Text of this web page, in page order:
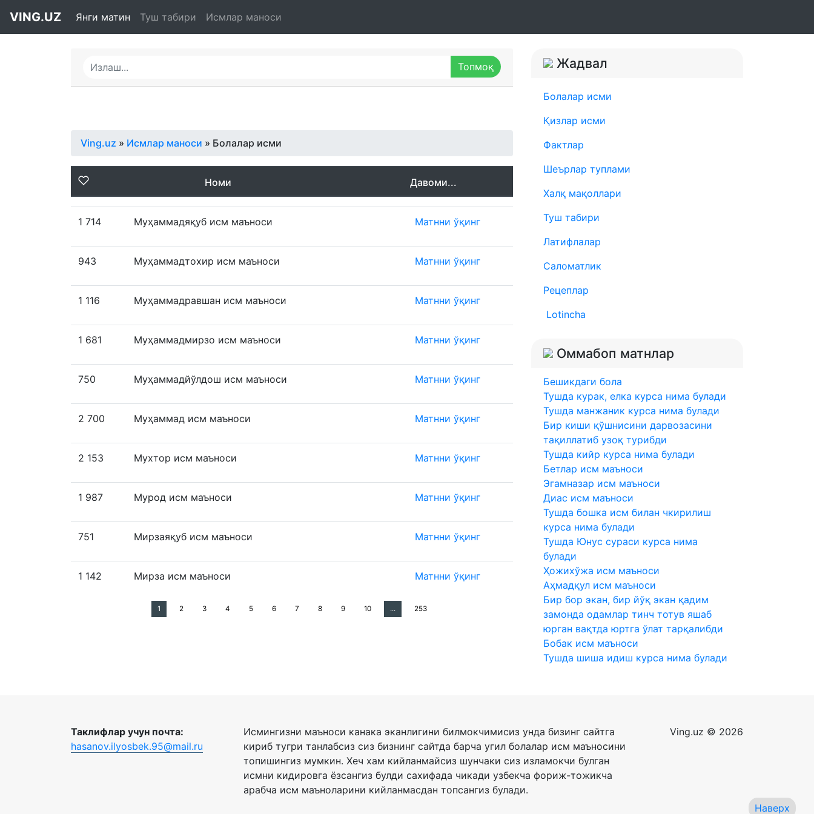
VING.UZ Янги матин Туш табири Исмлар маноси
Ving.uz » Исмлар маноси » Болалар исми
Номи Давоми...
1 714 Муҳаммадяқуб исм маъноси Матнни ўқинг
943 Муҳаммадтохир исм маъноси Матнни ўқинг
1 116 Муҳаммадравшан исм маъноси Матнни ўқинг
1 681 Муҳаммадмирзо исм маъноси Матнни ўқинг
750 Муҳаммадйўлдош исм маъноси Матнни ўқинг
2 700 Муҳаммад исм маъноси Матнни ўқинг
2 153 Мухтор исм маъноси Матнни ўқинг
1 987 Мурод исм маъноси Матнни ўқинг
751 Мирзаяқуб исм маъноси Матнни ўқинг
1 142 Мирза исм маъноси Матнни ўқинг
1 2 3 4 5 6 7 8 9 10 ... 253
Жадвал
Болалар исми
Қизлар исми
Фактлар
Шеърлар туплами
Халқ мақоллари
Туш табири
Латифлалар
Саломатлик
Рецеплар
Lotincha
Оммабоп матнлар
Бешикдаги бола
Тушда курак, елка курса нима булади
Тушда манжаник курса нима булади
Бир киши қўшнисини дарвозасини
тақиллатиб узоқ турибди
Тушда кийр курса нима булади
Бетлар исм маъноси
Эгамназар исм маъноси
Диас исм маъноси
Тушда бошка исм билан чкирилиш
курса нима булади
Тушда Юнус сураси курса нима
булади
Ҳожихўжа исм маъноси
Аҳмадқул исм маъноси
Бир бор экан, бир йўқ экан қадим
замонда одамлар тинч тотув яшаб
юрган вақтда юртга ўлат тарқалибди
Бобак исм маъноси
Тушда шиша идиш курса нима булади
Наверх
Таклифлар учун почта:
hasanov.ilyosbek.95@mail.ru
Исмингизни маъноси канака эканлигини билмокчимисиз унда бизинг сайтга
кириб тугри танлабсиз сиз бизнинг сайтда барча угил болалар исм маъносини
топишингиз мумкин. Хеч хам кийланмайсиз шунчаки сиз изламокчи булган
исмни кидировга ёзсангиз булди сахифада чикади узбекча фориж-тожикча
арабча исм маъноларини кийланмасдан топсангиз булади.
Ving.uz © 2026